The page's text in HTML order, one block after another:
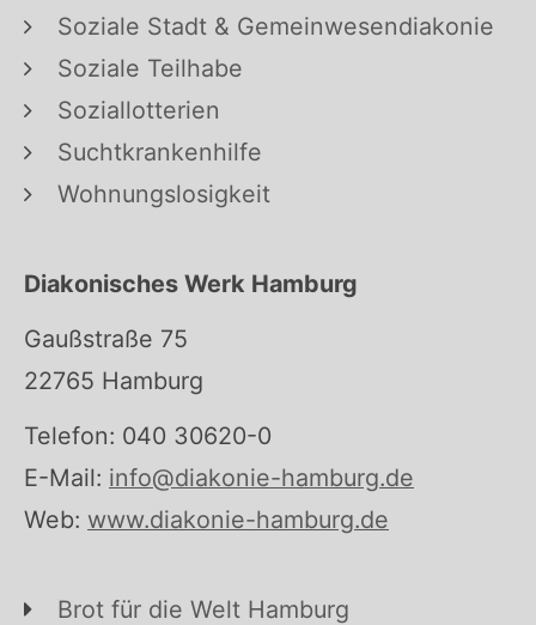
Soziale Stadt & Gemeinwesendiakonie
Soziale Teilhabe
Soziallotterien
Suchtkrankenhilfe
Wohnungslosigkeit
Diakonisches Werk Hamburg
Gaußstraße 75
22765 Hamburg
Telefon: 040 30620-0
E-Mail: info@diakonie-hamburg.de
Web: www.diakonie-hamburg.de
Brot für die Welt Hamburg